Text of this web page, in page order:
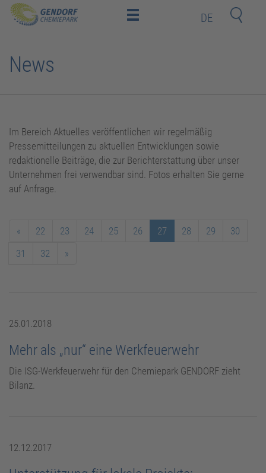
DE
Location
Startups
Neighbors
Contact
Training Center (BIT Gendorf)
News
Im Bereich Aktuelles veröffentlichen wir regelmäßig
Pressemitteilungen zu aktuellen Entwicklungen sowie
redaktionelle Beiträge, die zur Berichterstattung über unser
Unternehmen frei verwendbar sind. Fotos erhalten Sie gerne
auf Anfrage.
« 22 23 24 25 26 27 28 29
30
31
32 »
25.01.2018
Mehr als „nur“ eine Werkfeuerwehr
Die ISG-Werkfeuerwehr für den Chemiepark GENDORF zieht
Bilanz.
12.12.2017